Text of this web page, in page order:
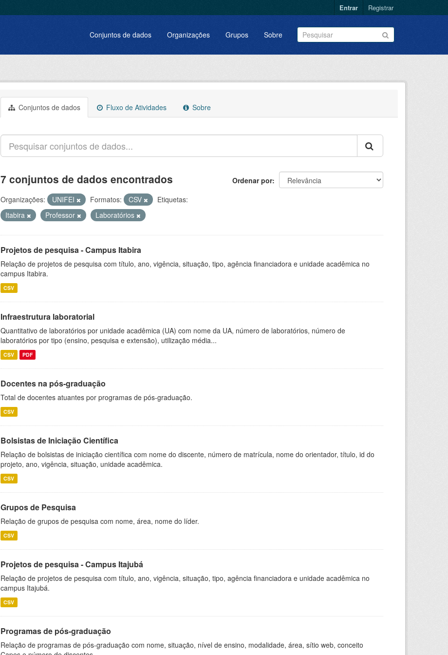
Entrar Registrar
Conjuntos de dados Organizações Grupos Sobre
Conjuntos de dados Fluxo de Atividades Sobre
Ordenar por
7 conjuntos de dados encontrados
Organizações: UNIFEI Formatos: CSV
Etiquetas:
Itabira
Professor Laboratórios
Projetos de pesquisa - Campus Itabira
Relação de projetos de pesquisa com título, ano, vigência, situação, tipo, agência financiadora e unidade acadêmica no
campus Itabira.
CSV
Infraestrutura laboratorial
Quantitativo de laboratórios por unidade acadêmica (UA) com nome da UA, número de laboratórios, número de
laboratórios por tipo (ensino, pesquisa e extensão), utilização média...
CSV PDF
Docentes na pós-graduação
Total de docentes atuantes por programas de pós-graduação.
CSV
Bolsistas de Iniciação Científica
Relação de bolsistas de iniciação científica com nome do discente, número de matrícula, nome do orientador, título, id do
projeto, ano, vigência, situação, unidade acadêmica.
CSV
Grupos de Pesquisa
Relação de grupos de pesquisa com nome, área, nome do líder.
CSV
Projetos de pesquisa - Campus Itajubá
Relação de projetos de pesquisa com título, ano, vigência, situação, tipo, agência financiadora e unidade acadêmica no
campus Itajubá.
CSV
Programas de pós-graduação
Relação de programas de pós-graduação com nome, situação, nível de ensino, modalidade, área, sítio web, conceito